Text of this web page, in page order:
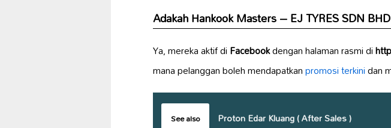
Adakah Hankook Masters – EJ TYRES SDN
Ya, mereka aktif diFacebookdengan halaman rasmi di
mana pelanggan boleh mendapatkanpromosi terkinidan
See also Proton Edar Kluang ( After Sales )